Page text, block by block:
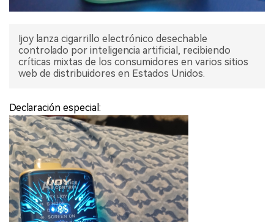
Ijoy lanza cigarrillo electrónico desechable
controlado por inteligencia artificial, recibiendo
críticas mixtas de los consumidores en varios sitios
web de distribuidores en Estados Unidos.
Declaración especial: